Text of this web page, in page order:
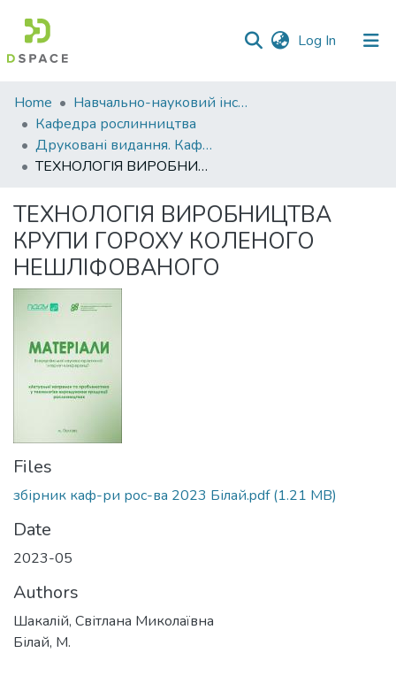
Log In (current)
Communities
&
Collections
All of DSpace
Statistics
Home
Навчально-науковий інститут агротехнологій, селекції та екології
Кафедра рослинництва
Друковані видання. Кафедра рослинництва
ТЕХНОЛОГІЯ ВИРОБНИЦТВА КРУПИ ГОРОХУ КОЛЕНОГО НЕШЛІФОВАНОГО
ТЕХНОЛОГІЯ ВИРОБНИЦТВА
КРУПИ ГОРОХУ КОЛЕНОГО
НЕШЛІФОВАНОГО
Files
збірник каф-ри рос-ва 2023 Білай.pdf(1.21 MB)
Date
2023-05
Authors
Шакалій, Світлана Миколаївна
Білай, М.